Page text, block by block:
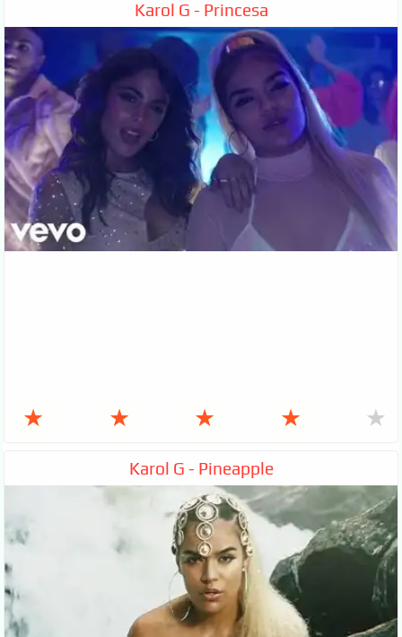
Karol G - Princesa
★ ★ ★ ★ ★
Karol G - Pineapple